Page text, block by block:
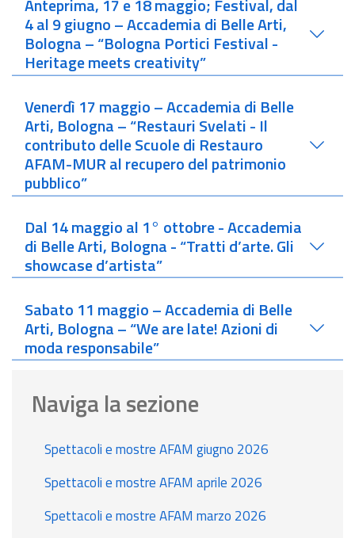
Anteprima, 17 e 18 maggio; Festival, dal
4 al 9 giugno – Accademia di Belle Arti,
Bologna – “Bologna Portici Festival -
Heritage meets creativity”
Venerdì 17 maggio – Accademia di Belle
Arti, Bologna – “Restauri Svelati - Il
contributo delle Scuole di Restauro
AFAM-MUR al recupero del patrimonio
pubblico”
Dal 14 maggio al 1° ottobre - Accademia
di Belle Arti, Bologna - “Tratti d’arte. Gli
showcase d’artista”
Sabato 11 maggio – Accademia di Belle
Arti, Bologna – “We are late! Azioni di
moda responsabile”
Naviga la sezione
Spettacoli e mostre AFAM giugno 2026
Spettacoli e mostre AFAM aprile 2026
Spettacoli e mostre AFAM marzo 2026